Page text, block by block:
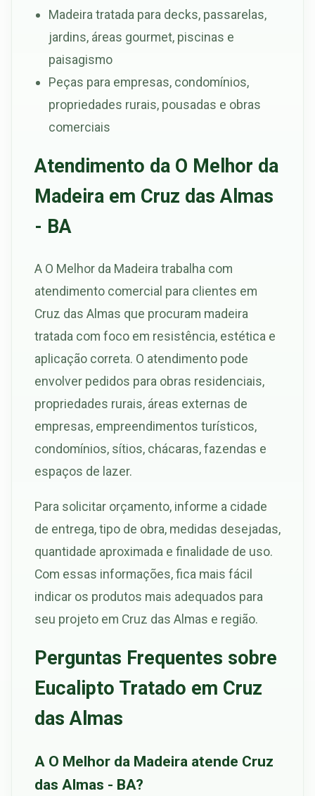
Madeira tratada para decks, passarelas,
jardins, áreas gourmet, piscinas e
paisagismo
Peças para empresas, condomínios,
propriedades rurais, pousadas e obras
comerciais
Atendimento da O Melhor da
Madeira em Cruz das Almas
- BA
A O Melhor da Madeira trabalha com
atendimento comercial para clientes em
Cruz das Almas que procuram madeira
tratada com foco em resistência, estética e
aplicação correta. O atendimento pode
envolver pedidos para obras residenciais,
propriedades rurais, áreas externas de
empresas, empreendimentos turísticos,
condomínios, sítios, chácaras, fazendas e
espaços de lazer.
Para solicitar orçamento, informe a cidade
de entrega, tipo de obra, medidas desejadas,
quantidade aproximada e finalidade de uso.
Com essas informações, fica mais fácil
indicar os produtos mais adequados para
seu projeto em Cruz das Almas e região.
Perguntas Frequentes sobre
Eucalipto Tratado em Cruz
das Almas
A O Melhor da Madeira atende Cruz
das Almas - BA?